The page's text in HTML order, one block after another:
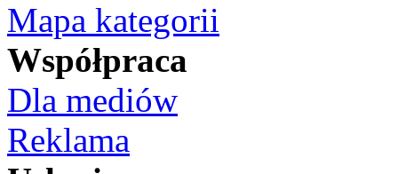
Mapa kategorii
Współpraca
Dla mediów
Reklama